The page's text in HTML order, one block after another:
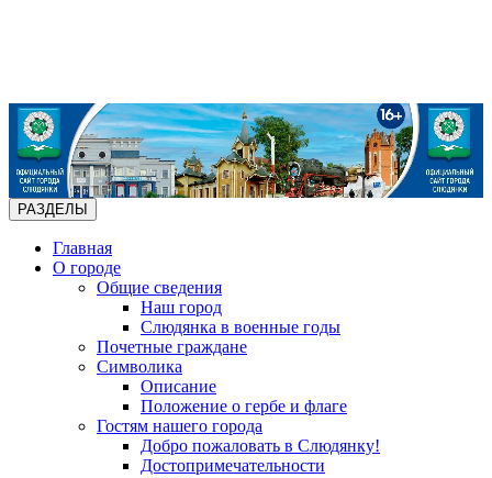
РАЗДЕЛЫ
Главная
О городе
Общие сведения
Наш город
Слюдянка в военные годы
Почетные граждане
Символика
Описание
Положение о гербе и флаге
Гостям нашего города
Добро пожаловать в Слюдянку!
Достопримечательности